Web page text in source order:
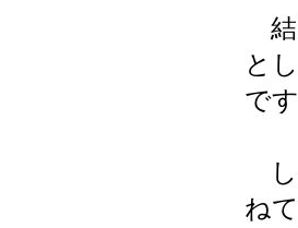
結
と
で
し
ね